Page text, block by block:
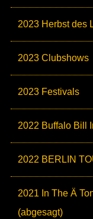
2023 Herbst des
2023 Clubshows
2023 Festivals
2022 Buffalo Bill
2022 BERLIN
2021 In The Ä
(abgesagt)